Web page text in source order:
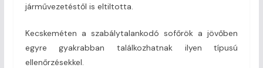
járművezetéstől is eltiltotta.
Kecskeméten a szabálytalankodó sofőrök a jövőben
egyre gyakrabban találkozhatnak ilyen típusú
ellenőrzésekkel.